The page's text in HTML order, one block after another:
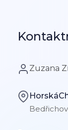
Zuzana